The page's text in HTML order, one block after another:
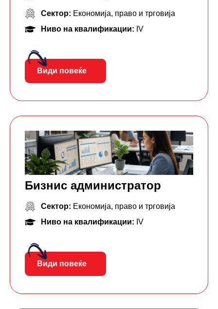
Сектор: Економија, право и трговија
Ниво на квалификации: IV
Види повеќе
Бизнис администратор
Сектор: Економија, право и трговија
Ниво на квалификации: IV
Види повеќе